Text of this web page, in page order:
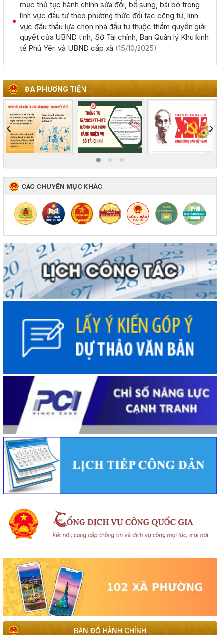
BẢN ĐỒ HÀNH CHÍNH
(02/08/2026, 00:00)
Giới thiệu thông tin về 17 khu đất đấu giá quyền sử dụng
đất trên địa bàn tỉnh Đắk Lắk
Thông báo về việc tiếp nhận hồ sơ đề nghị chấp thuận
chủ trương đầu tư dự án: Nhà máy sản xuất viên nén gỗ
xuất khẩu và chế biến lâm sản - Thành Châu Đắk Lắk
(27/07/2026, 00:00)
Đắk Lắk họp báo công bố 17 hoạt động đặc sắc của Lễ
Tập huấn diễn tập khu vực phòng thủ kết hợp phòng
thủ dân sự tỉnh Đắk Lắk
(05/08/2026, 00:00)
Thực hiện quyết liệt các nhiệm vụ phát triển kinh tế - xã
hội năm 2026
(05/08/2026, 00:00)
Phấn đấu khai thác đồng bộ toàn tuyến cao tốc Khánh
(05/08/2026, 00:00)
Công khai kết quả giải ngân vốn đầu tư công đến hết
tháng 7 năm 2026
(04/08/2026, 00:00)
Chủ tịch UBND tỉnh Đỗ Hữu Huy: Quyết liệt đẩy nhanh
tiến độ giải ngân đầu tư công theo nguyên tắc "6 rõ
(04/08/2026, 00:00)
Rà soát công tác chuẩn bị diễn tập khu vực phòng thủ
kết hợp diễn tập phòng thủ dân sự tỉnh năm 2026
(02/08/2026, 00:00)
(02/08/2026, 00:00)
Giới thiệu thông tin về 17 khu đất đấu giá quyền sử dụng
(28/07/2026, 00:00)
Thông báo về việc tiếp nhận hồ sơ đề nghị chấp thuận
chủ trương đầu tư dự án: Nhà máy sản xuất viên nén gỗ
xuất khẩu và chế biến lâm sản - Thành Châu Đắk Lắk
(27/07/2026, 00:00)
mục thủ tục hành chính sửa đổi, bổ sung, bãi bỏ trong
lĩnh vực đầu tư theo phương thức đối tác công tư, lĩnh
vực đấu thầu lựa chọn nhà đầu tư thuộc thẩm quyền giải
quyết của UBND tỉnh, Sở Tài chính, Ban Quản lý Khu kinh
tế Phú Yên và UBND cấp xã (15/10/2025)
ĐA PHƯƠNG TIỆN
‹ ›
CÁC CHUYÊN MỤC KHÁC